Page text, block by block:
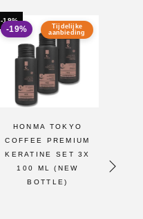
-19%
Tijdelijke
aanbieding
-19%
HONMA TOKYO
COFFEE PREMIUM
KERATINE SET 3X
100 ML (NEW
BOTTLE)